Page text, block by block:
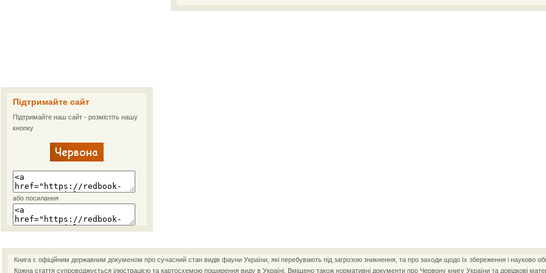
Підтримайте сайт
Підтримайте наш сайт - розмістіть нашу
кнопку
або посилання
Книга є офіційним державним докуменом про сучасний стан видів фауни України, які перебувають під загрозою зникнення, та про заходи щодо їх збереження і науково
Кожна стаття супроводжується ілюстрацією та картосхемою поширення виду в Україні. Вміщено також нормативні документи про Червону книгу України та довідкові